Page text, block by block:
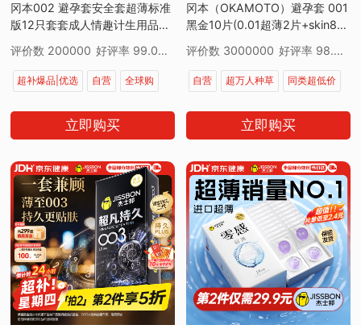
冈本002 避孕套安全套超薄标准
版12只套套成人情趣计生用品进
评价数 200000 好评率 99.00%
超补爆品|优选 自营 全球购
立即购买
冈本（OKAMOTO）避孕套 001
黑金10片(0.01超薄2片+skin8
评价数 3000000 好评率 98.00%
自营 超万人种草 同类超低价
7天无理由退货立即购买